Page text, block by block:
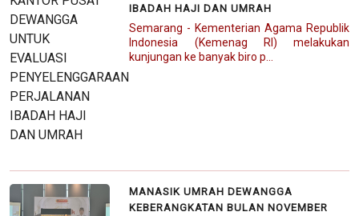
IBADAH HAJI DAN UMRAH
Semarang - Kementerian Agama Republik
Indonesia (Kemenag RI) melakukan
kunjungan ke banyak biro p...
MANASIK UMRAH DEWANGGA
KEBERANGKATAN BULAN NOVEMBER